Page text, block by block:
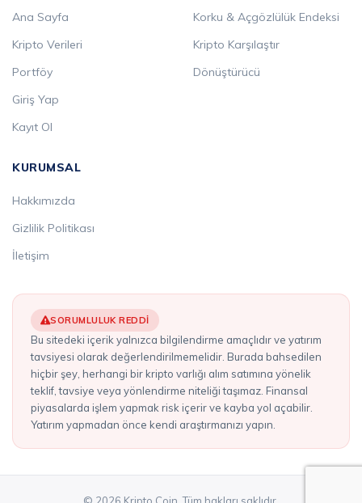
Ana Sayfa
Kripto Verileri
Portföy
Giriş Yap
Kayıt Ol
Korku & Açgözlülük Endeksi
Kripto Karşılaştır
Dönüştürücü
KURUMSAL
Hakkımızda
Gizlilik Politikası
İletişim
SORUMLULUK REDDI
Bu sitedeki içerik yalnızca bilgilendirme amaçlıdır ve yatırım
tavsiyesi olarak değerlendirilmemelidir. Burada bahsedilen
hiçbir şey, herhangi bir kripto varlığı alım satımına yönelik
teklif, tavsiye veya yönlendirme niteliği taşımaz. Finansal
piyasalarda işlem yapmak risk içerir ve kayba yol açabilir.
Yatırım yapmadan önce kendi araştırmanızı yapın.